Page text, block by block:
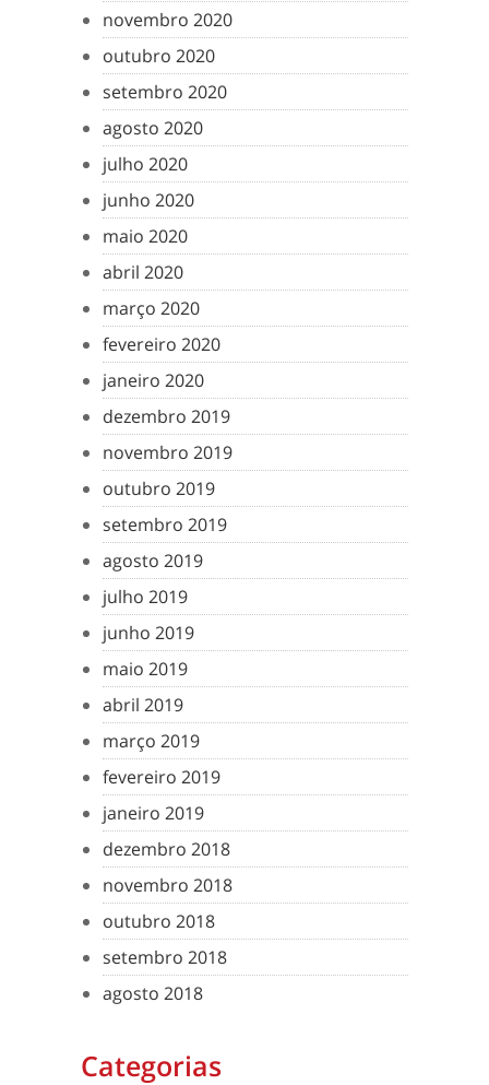
novembro 2020
outubro 2020
setembro 2020
agosto 2020
julho 2020
junho 2020
maio 2020
abril 2020
março 2020
fevereiro 2020
janeiro 2020
dezembro 2019
novembro 2019
outubro 2019
setembro 2019
agosto 2019
julho 2019
junho 2019
maio 2019
abril 2019
março 2019
fevereiro 2019
janeiro 2019
dezembro 2018
novembro 2018
outubro 2018
setembro 2018
agosto 2018
Categorias